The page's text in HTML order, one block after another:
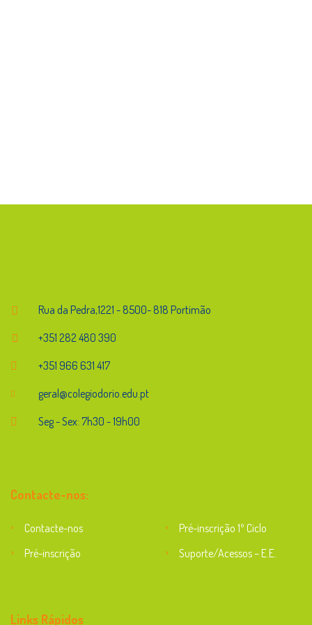
Rua da Pedra,1221 - 8500- 818 Portimão
+351 282 480 390
+351 966 631 417
geral@colegiodorio.edu.pt
Seg - Sex: 7h30 - 19h00
Contacte-nos:
Contacte-nos
Pré-inscrição 1º Ciclo
Pré-inscrição
Suporte/Acessos – E.E.
Links Rápidos